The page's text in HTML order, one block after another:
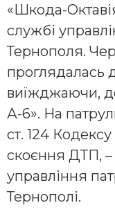
«Шкода-
службі
Тернополя.
проглядалась
виїжджаючи,
А-6». На
ст. 124
скоєння ДТП,
управління
Тернополі.